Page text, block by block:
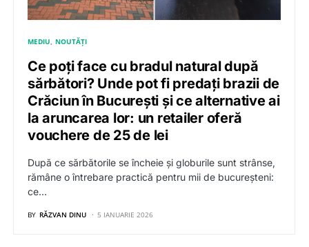
MEDIU NOUTĂȚI
Ce poți face cu bradul natural după
sărbători? Unde pot fi predați brazii de
Crăciun în București și ce alternative ai
la aruncarea lor: un retailer oferă
vouchere de 25 de lei
După ce sărbătorile se încheie și globurile sunt strânse,
rămâne o întrebare practică pentru mii de bucureșteni:
ce…
BY RĂZVAN DINU 5 IANUARIE 2026